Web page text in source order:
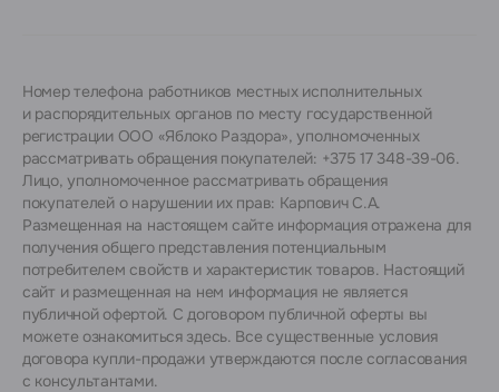
Номер телефона работников местных исполнительных
и распорядительных органов по месту государственной
регистрации ООО «Яблоко Раздора», уполномоченных
рассматривать обращения покупателей: +375 17 348-39-06.
Лицо, уполномоченное рассматривать обращения
покупателей о нарушении их прав: Карпович С.А.
Размещенная на настоящем сайте информация отражена для
получения общего представления потенциальным
потребителем свойств и характеристик товаров. Настоящий
сайт и размещенная на нем информация не является
публичной офертой. С договором публичной оферты вы
можете ознакомиться здесь. Все существенные условия
договора купли-продажи утверждаются после согласования
с консультантами.